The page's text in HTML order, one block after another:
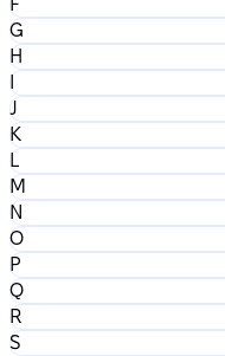
G
H
I
J
K
L
M
N
O
P
Q
R
S